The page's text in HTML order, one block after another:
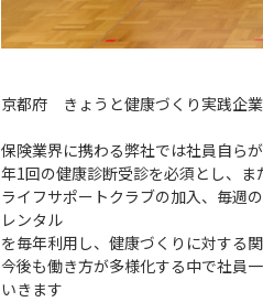
京都府 きょうと健康づくり実践企
保険業界に携わる弊社では社員自ら
年1回の健康診断受診を必須とし、
ライフサポートクラブの加入、毎週
レンタル
を毎年利用し、健康づくりに対する
今後も働き方が多様化する中で社員
いきます